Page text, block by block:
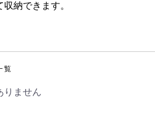
納できます。
覧
りません